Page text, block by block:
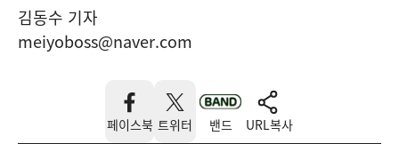
김동수 기자
meiyoboss@naver.com
페이스북 트위터 밴드 URL복사